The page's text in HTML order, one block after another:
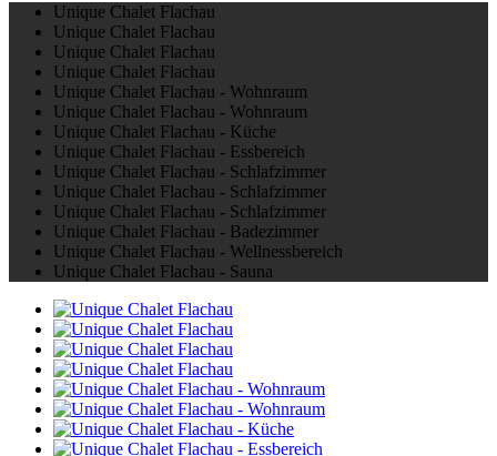
Unique Chalet Flachau
Unique Chalet Flachau
Unique Chalet Flachau
Unique Chalet Flachau
Unique Chalet Flachau - Wohnraum
Unique Chalet Flachau - Wohnraum
Unique Chalet Flachau - Küche
Unique Chalet Flachau - Essbereich
Unique Chalet Flachau - Schlafzimmer
Unique Chalet Flachau - Schlafzimmer
Unique Chalet Flachau - Schlafzimmer
Unique Chalet Flachau - Badezimmer
Unique Chalet Flachau - Wellnessbereich
Unique Chalet Flachau - Sauna